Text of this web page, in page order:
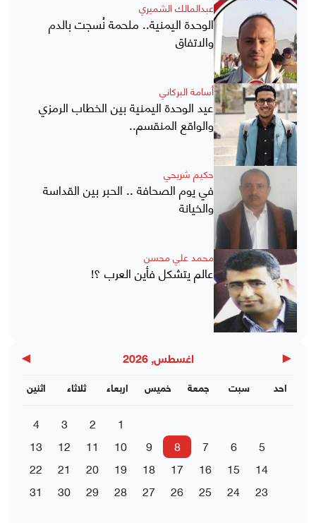
عبدالمالك الشميري
الوحدة اليمنية.. ملحمة نُسجت بالدم
والاتفاق
أسامة البركاني
عيد الوحدة اليمنية بين الخطاب الرمزي
والواقع المنقسم..
حكيم شريحي
في يوم الصحافة .. الحبر بين القداسة
والخيانة
محمد علي محسن
عالم يتشكل فأين العرب ؟!
◀ اغسطس, 2026 ▶
اثنين ثلاثاء اربعاء خميس جمعة سبت احد
1
2
3
4
5
6
7
8
9
10
11
12
13
14
15
16
17
18
19
20
21
22
23
24
25
26
27
28
29
30
31